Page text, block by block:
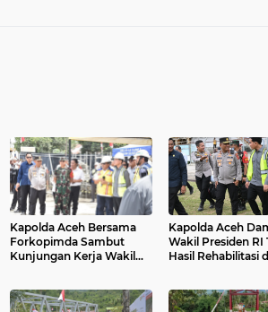
Kapolda Aceh Bersama
Forkopimda Sambut
Kunjungan Kerja Wakil
Kapolda Aceh
Wakil Presiden RI
Hasil Rehabilitasi
Kendawi, Gayo